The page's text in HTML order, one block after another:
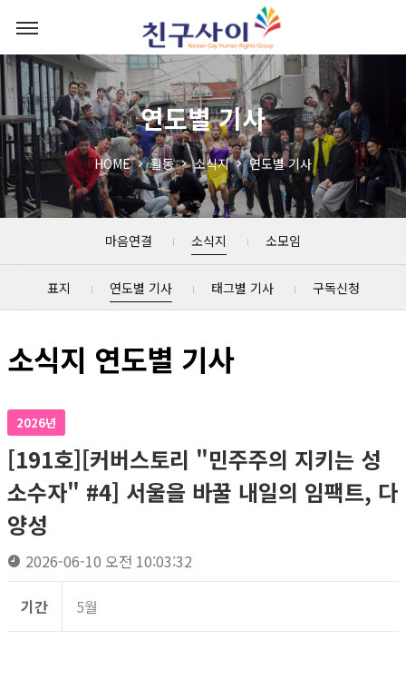
연도별 기사
HOME 활동 소식지 연도별 기사
마음연결 소식지 소모임
표지 연도별 기사 태그별 기사 구독신청
소식지 연도별 기사
2026년
[191호][커버스토리 "민주주의 지키는 성
소수자" #4] 서울을 바꿀 내일의 임팩트, 다
양성
2026-06-10 오전 10:03:32
기간 5월